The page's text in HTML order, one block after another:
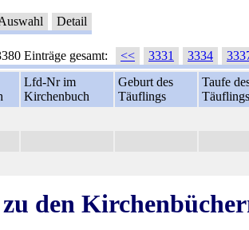
Detail
Einträge gesamt: << 3331 3334
Lfd-Nr im
Kirchenbuch
Geburt des
Täuflings
Taufe
Täuflings
den